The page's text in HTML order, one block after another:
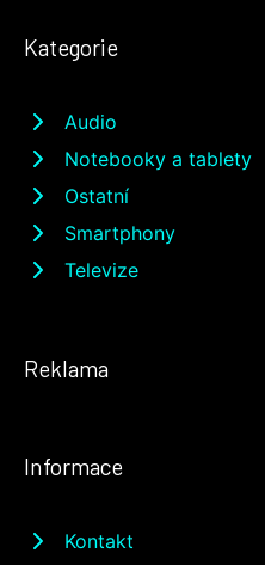
Kategorie
Audio
Notebooky a tablety
Ostatní
Smartphony
Televize
Reklama
Informace
Kontakt